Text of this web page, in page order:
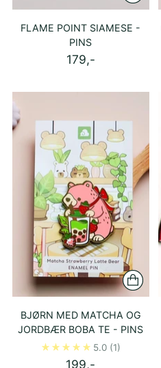
FLAME POINT SIAMESE -
PINS
179,-
BJØRN MED MATCHA OG
JORDBÆR BOBA TE - PINS
5.0 (1)
199,-